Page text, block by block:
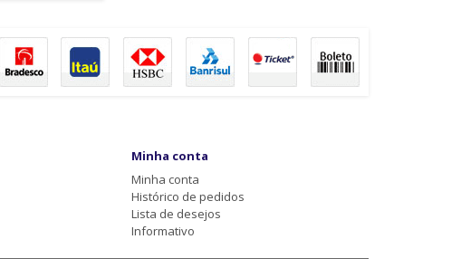
Minha conta
Minha conta
Histórico de pedidos
Lista de desejos
Informativo